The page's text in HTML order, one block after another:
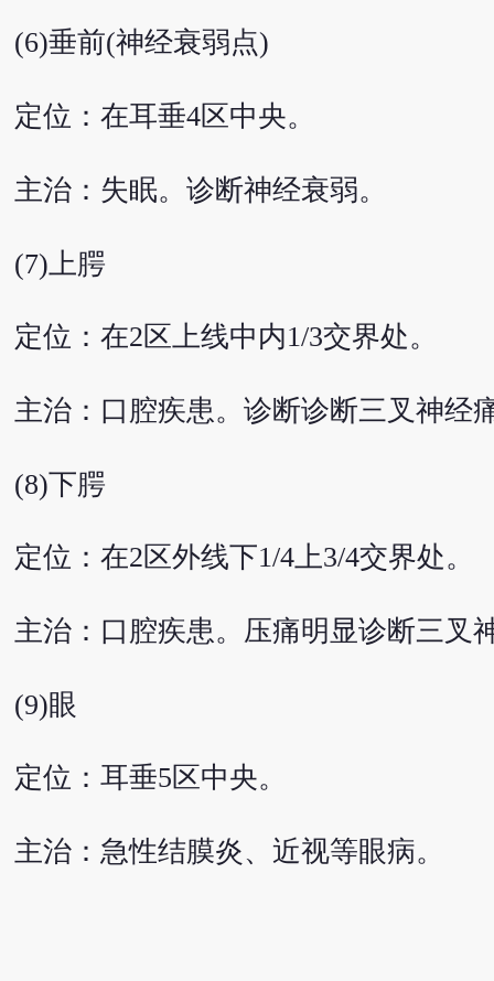
(6)垂前(神经衰弱点)
定位：在耳垂4区中央。
主治：失眠。诊断神经衰弱。
(7)上腭
定位：在2区上线中内1/3交界处。
主治：口腔疾患。诊断诊断三叉神经
(8)下腭
定位：在2区外线下1/4上3/4交界处。
主治：口腔疾患。压痛明显诊断三叉
(9)眼
定位：耳垂5区中央。
主治：急性结膜炎、近视等眼病。